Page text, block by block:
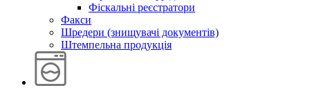
Фіскальні реєстратори
Факси
Шредери (знищувачі документів)
Штемпельна продукція